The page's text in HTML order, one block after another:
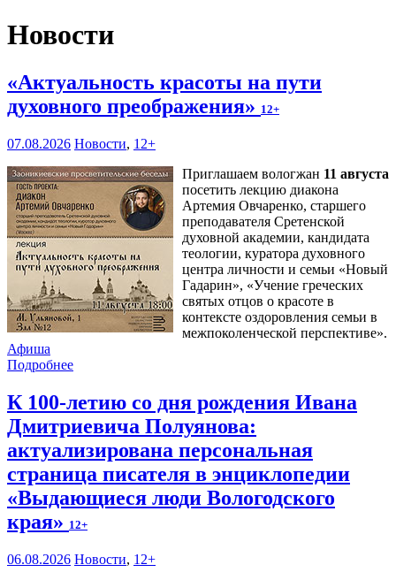
Новости
«Актуальность красоты на пути
духовного преображения» 12+
07.08.2026 Новости, 12+
Приглашаем вологжан 11 августа
посетить лекцию диакона
Артемия Овчаренко, старшего
преподавателя Сретенской
духовной академии, кандидата
теологии, куратора духовного
центра личности и семьи «Новый
Гадарин», «Учение греческих
святых отцов о красоте в
контексте оздоровления семьи в
межпоколенческой перспективе».
Афиша
Подробнее
К 100-летию со дня рождения Ивана
Дмитриевича Полуянова:
актуализирована персональная
страница писателя в энциклопедии
«Выдающиеся люди Вологодского
края» 12+
06.08.2026 Новости, 12+